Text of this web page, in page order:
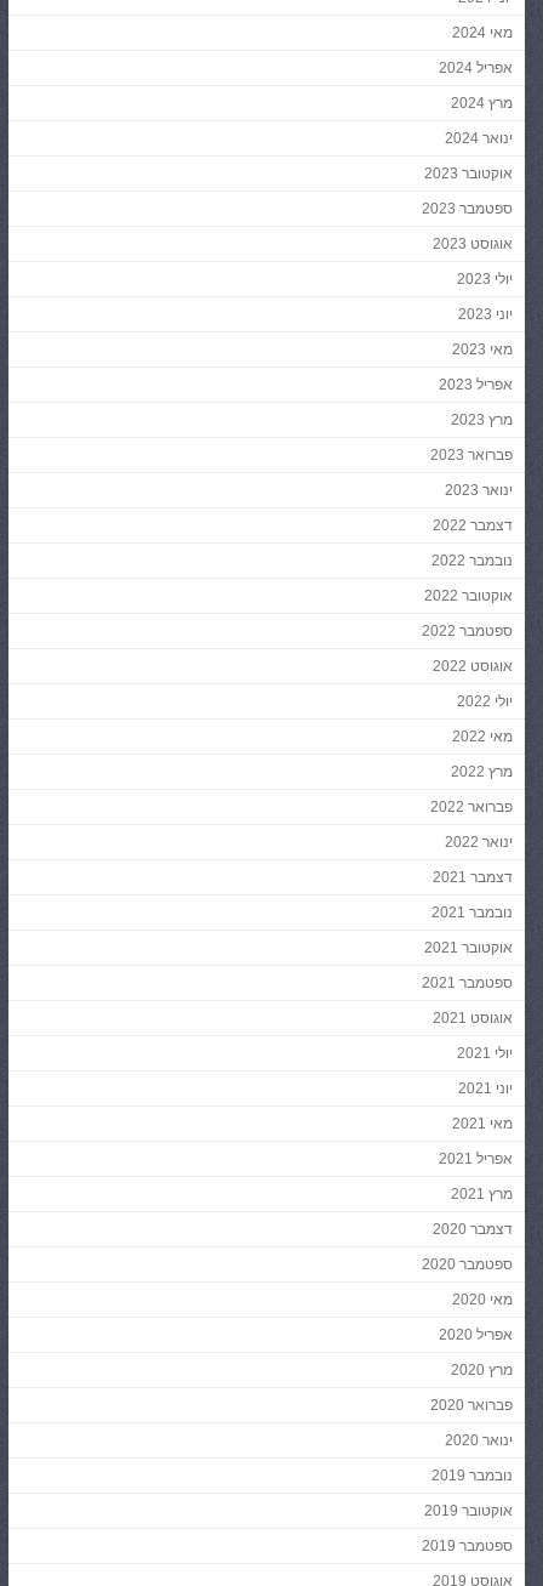
מאי 2024
אפריל 2024
מרץ 2024
ינואר 2024
אוקטובר 2023
ספטמבר 2023
אוגוסט 2023
יולי 2023
יוני 2023
מאי 2023
אפריל 2023
מרץ 2023
פברואר 2023
ינואר 2023
דצמבר 2022
נובמבר 2022
אוקטובר 2022
ספטמבר 2022
אוגוסט 2022
יולי 2022
מאי 2022
מרץ 2022
פברואר 2022
ינואר 2022
דצמבר 2021
נובמבר 2021
אוקטובר 2021
ספטמבר 2021
אוגוסט 2021
יולי 2021
יוני 2021
מאי 2021
אפריל 2021
מרץ 2021
דצמבר 2020
ספטמבר 2020
מאי 2020
אפריל 2020
מרץ 2020
פברואר 2020
ינואר 2020
נובמבר 2019
אוקטובר 2019
ספטמבר 2019
אוגוסט 2019